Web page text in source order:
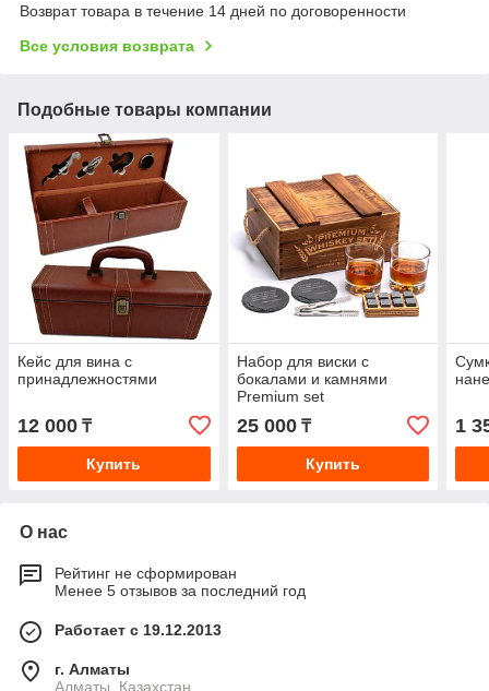
Возврат товара в течение 14 дней по договоренности
Все условия возврата
Подобные товары компании
Кейс для вина с
принадлежностями
12 000 ₸
Купить
Набор для виски с
бокалами и камнями
Premium set
25 000₸
Купить
1
О нас
Рейтинг не сформирован
Менее 5 отзывов за последний год
Работает с 19.12.2013
г. Алматы
Алматы, Казахстан